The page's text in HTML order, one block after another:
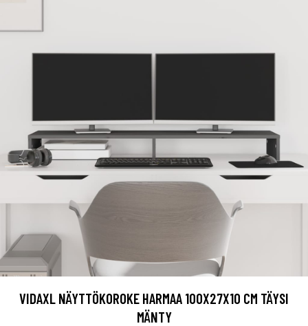
VIDAXL NÄYTTÖKOROKE HARMAA 100X27X10 CM TÄYSI
MÄNTY